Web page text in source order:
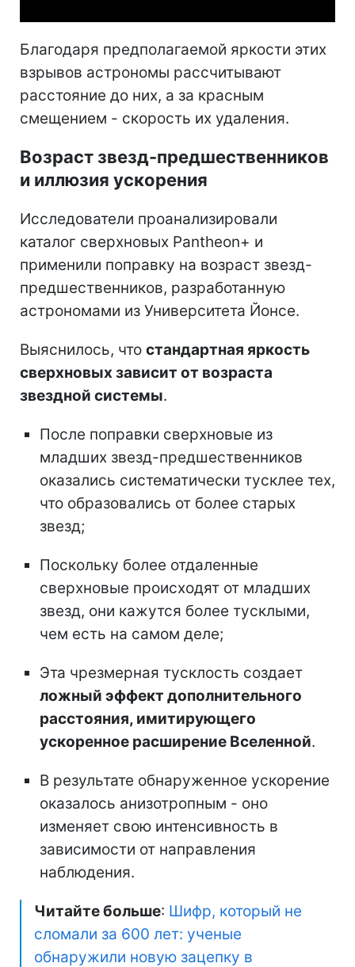
Благодаря предполагаемой яркости этих
взрывов астрономы рассчитывают
расстояние до них, а за красным
смещением - скорость их удаления.
Возраст звезд-предшественников
и иллюзия ускорения
Исследователи проанализировали
каталог сверхновых Pantheon+ и
применили поправку на возраст звезд-
предшественников, разработанную
астрономами из Университета Йонсе.
Выяснилось, что стандартная яркость
сверхновых зависит от возраста
звездной системы.
После поправки сверхновые из
младших звезд-предшественников
оказались систематически тусклее тех,
что образовались от более старых
звезд;
Поскольку более отдаленные
сверхновые происходят от младших
звезд, они кажутся более тусклыми,
чем есть на самом деле;
Эта чрезмерная тусклость создает
ложный эффект дополнительного
расстояния, имитирующего
ускоренное расширение Вселенной.
В результате обнаруженное ускорение
оказалось анизотропным - оно
изменяет свою интенсивность в
зависимости от направления
наблюдения.
Читайте больше: Шифр, который не
сломали за 600 лет: ученые
обнаружили новую зацепку в